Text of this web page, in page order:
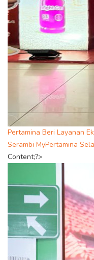
Pertamina Beri Layanan
Serambi MyPertamina
Content;?>